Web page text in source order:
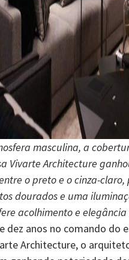
masculina, a
Vivarte Architecture
o preto e o cinza-
dourados e uma
acolhimento e
dez anos no comando do
Architecture, o